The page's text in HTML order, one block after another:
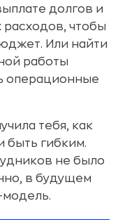
долгов и
чтобы
Или найти
работы
операционные
тебя, как
быть гибким.
не было
в будущем